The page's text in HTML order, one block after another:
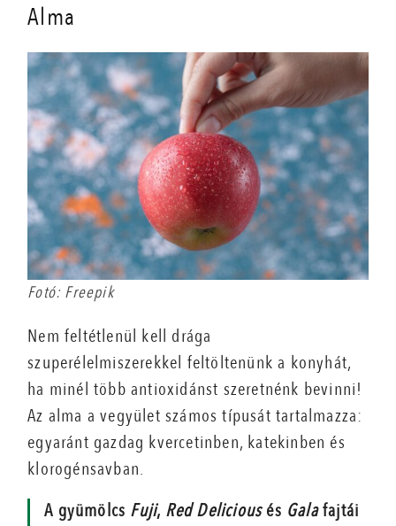
Alma
Fotó: Freepik
Nem feltétlenül kell drága
szuperélelmiszerekkel feltöltenünk a konyhát,
ha minél több antioxidánst szeretnénk bevinni!
Az alma a vegyület számos típusát tartalmazza:
egyaránt gazdag kvercetinben, katekinben és
klorogénsavban.
A gyümölcs Fuji, Red Deliciousés Galafajtái